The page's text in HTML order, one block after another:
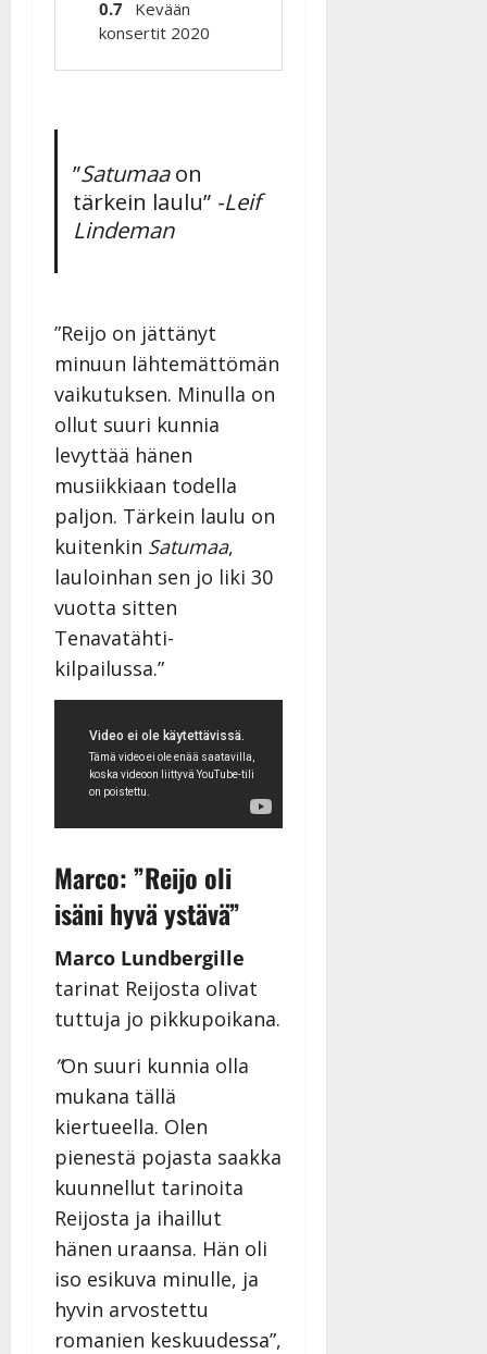
Kevään
konsertit 2020
”Satumaaon
tärkein laulu” -Leif
Lindeman
”Reijo on jättänyt
minuun lähtemättömän
vaikutuksen. Minulla on
ollut suuri kunnia
levyttää hänen
musiikkiaan todella
paljon. Tärkein laulu on
kuitenkin Satumaa,
lauloinhan sen jo liki 30
vuotta sitten
Tenavatähti-
kilpailussa.”
Marco: ”Reijo oli
isäni hyvä ystävä”
Marco Lundbergille
tarinat Reijosta olivat
tuttuja jo pikkupoikana.
”On suuri kunnia olla
mukana tällä
kiertueella. Olen
pienestä pojasta saakka
kuunnellut tarinoita
Reijosta ja ihaillut
hänen uraansa. Hän oli
iso esikuva minulle, ja
hyvin arvostettu
romanien keskuudessa”,